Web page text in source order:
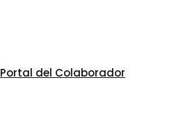
Portal del Colaborador